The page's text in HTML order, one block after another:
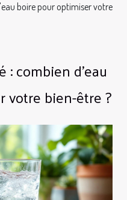
boire pour optimiser votre
: combien d'eau
votre bien-être ?